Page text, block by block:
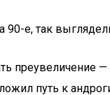
е, так
путь к